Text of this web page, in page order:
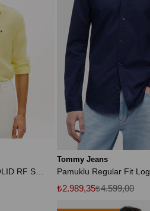
PIGMENT DYED LI SOLID RF SHIRT
Tommy Jeans
₺2.989,35₺4.599,00